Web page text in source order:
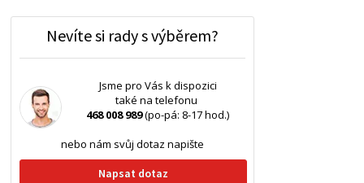
Nevíte si rady s výběrem?
Jsme pro Vás k dispozici
také na telefonu
468 008 989(po-pá: 8-17 hod.)
nebo nám svůj dotaz napište
Napsat dotaz